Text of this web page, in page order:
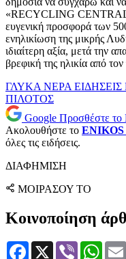
«RECYCLING CENTRAL
ευγενική προσφορά των
ενηλικίωση της μικρής
ιδιαίτερη αξία, μετά την
βρεφική της ηλικία από
ΓΛΥΚΑ ΝΕΡΑ ΕΙΔΗΣΕΙΣ
ΠΙΛΟΤΟΣ
Google Προσθέστε
Ακολουθήστε το ENIKOS
όλες τις ειδήσεις.
ΔΙΑΦΗΜΙΣΗ
ΜΟΙΡΑΣΟΥ ΤΟ
Κοινοποίηση
Facebook
X Viber